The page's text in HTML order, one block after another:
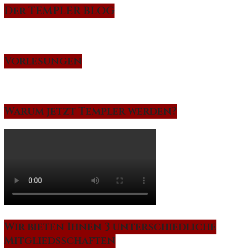
Der TEMPLER BLOG
Vorlesungen
Warum jetzt Templer werden?
Wir bieten Ihnen 3 unterschiedliche
Mitgliedsschaften